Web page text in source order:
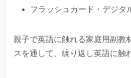
フラッシュカード・デジタ
親子で英語に触れる家庭用副教
スを通して、繰り返し英語に触